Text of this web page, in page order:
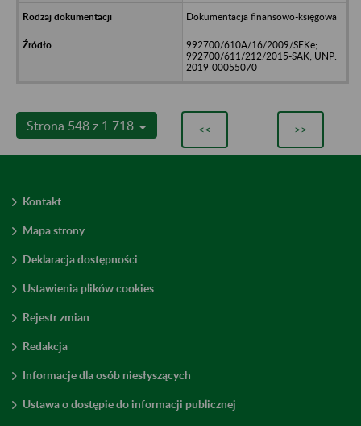
Dokumentacja finansowo-księgowa
992700/610A/16/2009/SEKe;
992700/611/212/2015-SAK; UNP:
2019-00055070
Strona 548 z 1 718 << >>
Kontakt
Mapa strony
Deklaracja dostępności
Ustawienia plików cookies
Rejestr zmian
Redakcja
Informacje dla osób niesłyszących
Ustawa o dostępie do informacji publicznej